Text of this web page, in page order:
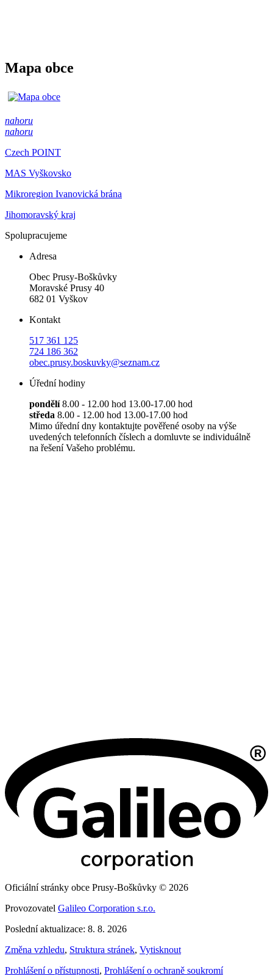
Mapa obce
nahoru
nahoru
Czech POINT
MAS Vyškovsko
Mikroregion Ivanovická brána
Jihomoravský kraj
Spolupracujeme
Adresa
Obec Prusy-Boškůvky
Moravské Prusy 40
682 01 Vyškov
Kontakt
517 361 125
724 186 362
obec.prusy.boskuvky@seznam.cz
Úřední hodiny
pondělí8.00 - 12.00 hod 13.00-17.00 hod
středa 8.00 - 12.00 hod 13.00-17.00 hod
Mimo úřední dny kontaktujte pověřené osoby na výše
uvedených telefonních číslech a domluvte se individuálně
na řešení Vašeho problému.
Oficiální stránky obce Prusy-Boškůvky © 2026
Provozovatel Galileo Corporation s.r.o.
Poslední aktualizace: 8. 8. 2026
Změna vzhledu, Struktura stránek, Vytisknout
Prohlášení o přístupnosti, Prohlášení o ochraně soukromí